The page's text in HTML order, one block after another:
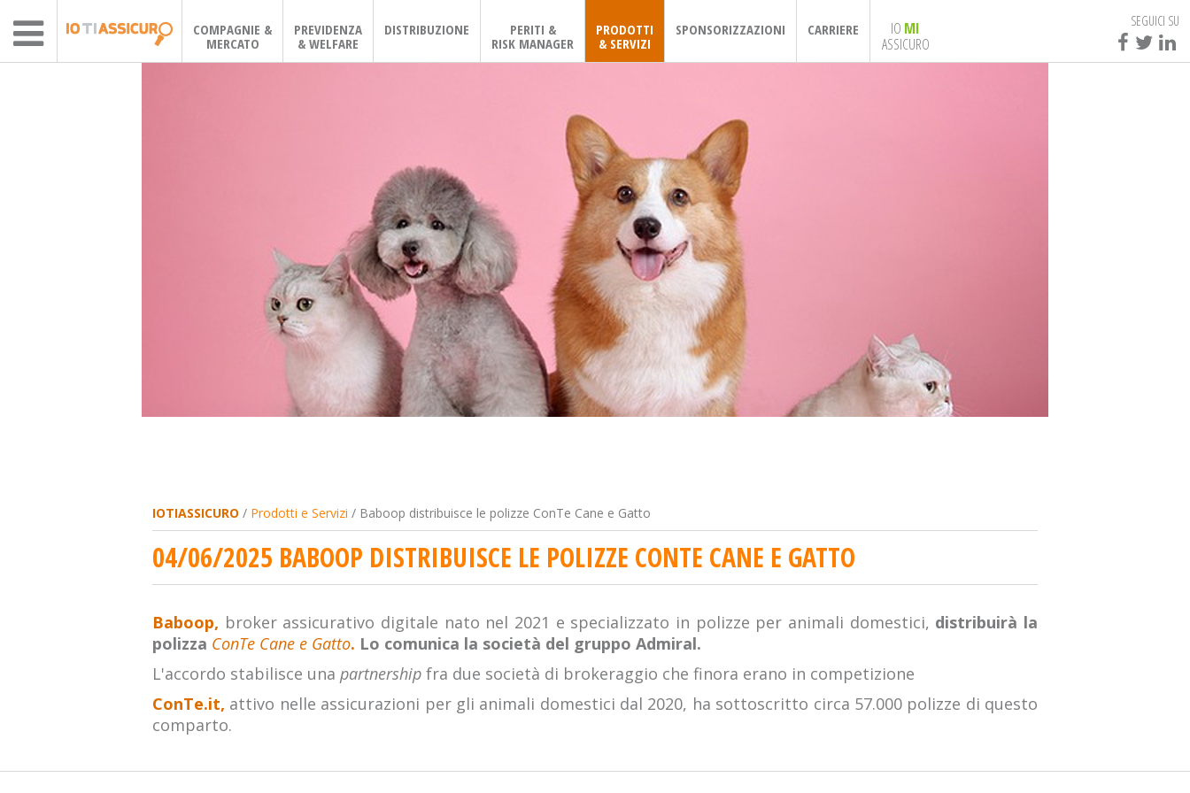
COMPAGNIE &
MERCATO
PREVIDENZA
& WELFARE
DISTRIBUZIONE
PERITI &
RISK MANAGER
PRODOTTI
& SERVIZI
SPONSORIZZAZIONI CARRIERE IO MI
ASSICURO
SEGUICI SU
IOTIASSICURO / Prodotti e Servizi / Baboop distribuisce le polizze ConTe Cane e Gatto
04/06/2025 BABOOP DISTRIBUISCE LE POLIZZE CONTE CANE E GATTO
Baboop, broker assicurativo digitale nato nel 2021 e specializzato in polizze per animali domestici, distribuirà la
polizza ConTe Cane e Gatto. Lo comunica la società del gruppo Admiral.
L'accordo stabilisce una partnership fra due società di brokeraggio che finora erano in competizione
ConTe.it, attivo nelle assicurazioni per gli animali domestici dal 2020, ha sottoscritto circa 57.000 polizze di questo
comparto.